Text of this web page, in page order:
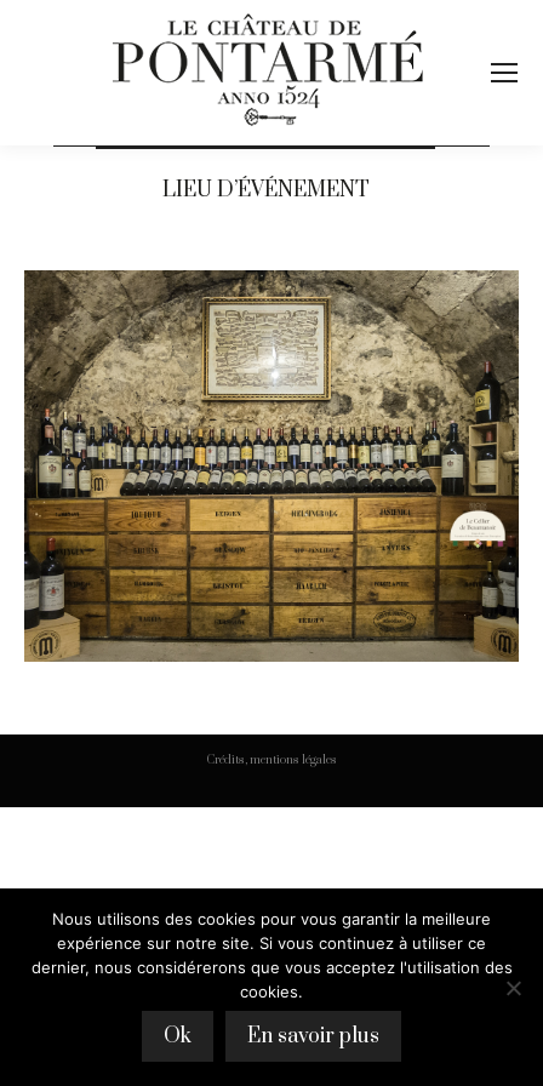
LIEU D’ÉVÉNEMENT
Crédits, mentions légales
Nous utilisons des cookies pour vous garantir la meilleure
expérience sur notre site. Si vous continuez à utiliser ce
dernier, nous considérerons que vous acceptez l'utilisation des
cookies.
Ok En savoir plus